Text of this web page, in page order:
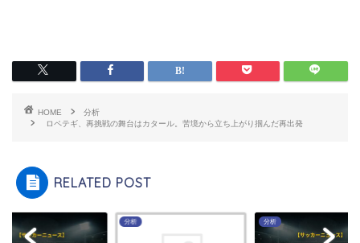
HOME
分析
ロペテギ、再挑戦の舞台はカタール。苦境から立ち上がり掴んだ再出発
RELATED POST
分析 分析